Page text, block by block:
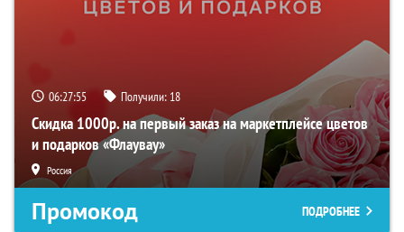
06:27:54 Получили: 18
Скидка 1000р. на первый заказ на маркетплейсе цветов
и подарков «Флаувау»
Россия
Промокод ПОДРОБНЕЕ